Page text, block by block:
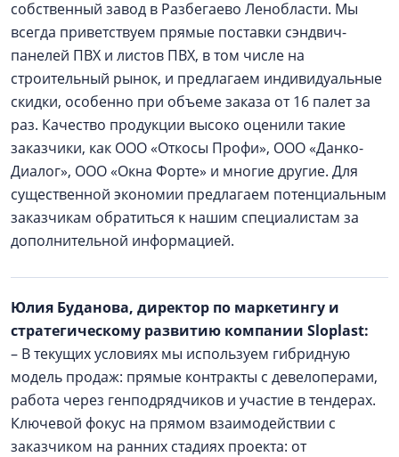
собственный завод в Разбегаево Ленобласти. Мы
всегда приветствуем прямые поставки сэндвич-
панелей ПВХ и листов ПВХ, в том числе на
строительный рынок, и предлагаем индивидуальные
скидки, особенно при объеме заказа от 16 палет за
раз. Качество продукции высоко оценили такие
заказчики, как ООО «Откосы Профи», ООО «Данко-
Диалог», ООО «Окна Форте» и многие другие. Для
существенной экономии предлагаем потенциальным
заказчикам обратиться к нашим специалистам за
дополнительной информацией.
Юлия Буданова, директор по маркетингу и
стратегическому развитию компании Sloplast:
– В текущих условиях мы используем гибридную
модель продаж: прямые контракты с девелоперами,
работа через генподрядчиков и участие в тендерах.
Ключевой фокус на прямом взаимодействии с
заказчиком на ранних стадиях проекта: от